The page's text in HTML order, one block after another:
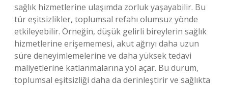
sağlık hizmetlerine ulaşımda zorluk yaşayabilir. Bu
tür eşitsizlikler, toplumsal refahı olumsuz yönde
etkileyebilir. Örneğin, düşük gelirli bireylerin sağlık
hizmetlerine erişememesi, akut ağrıyı daha uzun
süre deneyimlemelerine ve daha yüksek tedavi
maliyetlerine katlanmalarına yol açar. Bu durum,
toplumsal eşitsizliği daha da derinleştirir ve sağlıkta